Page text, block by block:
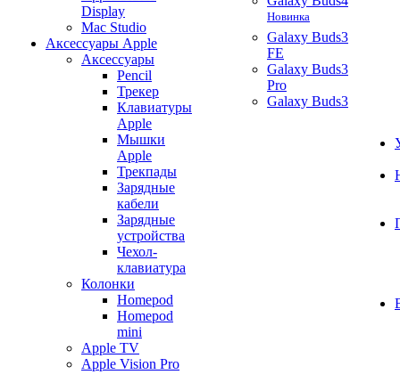
Display
Mac Studio
Аксессуары Apple
Аксессуары
Pencil
Трекер
Клавиатуры
Apple
Мышки
Apple
Трекпады
Зарядные
кабели
Зарядные
устройства
Чехол-
клавиатура
Колонки
Homepod
Homepod
mini
Apple TV
Apple Vision Pro
Новинка
Galaxy Buds3
FE
Galaxy Buds3
Pro
Galaxy Buds3